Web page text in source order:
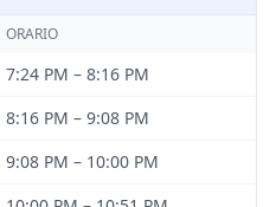
ORARIO
7:24 PM – 8:16 PM
8:16 PM – 9:08 PM
9:08 PM – 10:00 PM